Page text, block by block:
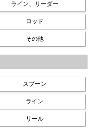
ライン、リーダー
ロッド
その他
スプーン
ライン
リール